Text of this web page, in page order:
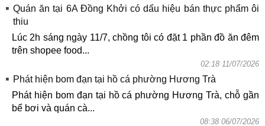
Quán ăn tại 6A Đồng Khởi có dấu hiệu bán thực phẩm ôi
thiu
Lúc 2h sáng ngày 11/7, chồng tôi có đặt 1 phần đồ ăn đêm
trên shopee food...
02:18 11/07/2026
Phát hiện bom đạn tại hồ cá phường Hương Trà
Phát hiện bom đạn tại hồ cá phường Hương Trà, chỗ gần
bể bơi và quán cà...
08:38 06/07/2026